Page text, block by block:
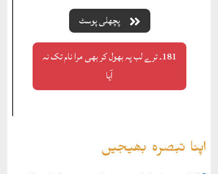
پچھلی پوسٹ
181۔ ترے لب پہ بھول کر بھی مرا نام تک نہ
آیا
اپنا تبصرہ بھیجیں